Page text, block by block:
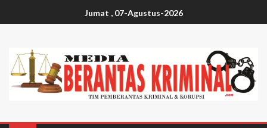
Jumat , 07-Agustus-2026